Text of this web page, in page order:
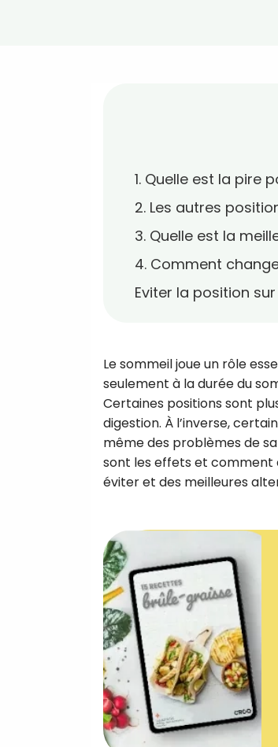
1. Quelle est la pire
2. Les autres
3. Quelle est la
4. Comment
Eviter la position
Le sommeil joue un rôle
seulement à la durée du
Certaines positions sont
digestion. À l’inverse,
même des problèmes de
sont les effets et comment
éviter et des meilleures